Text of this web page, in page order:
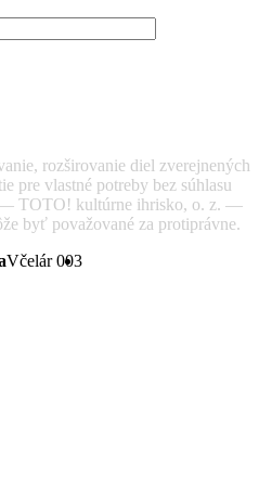
rozširovanie diel zverejnených
pre vlastné potreby bez súhlasu
— TOTO! kultúrne ihrisko, o. z. —
byť považované za protiprávne.
Včelár 003